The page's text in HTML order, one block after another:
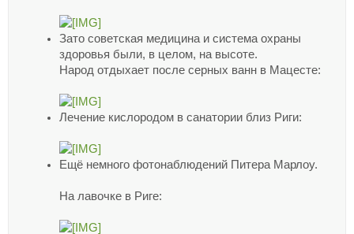
Зато советская медицина и система охраны
здоровья были, в целом, на высоте.
Народ отдыхает после серных ванн в Мацесте:
Лечение кислородом в санатории близ Риги:
Ещё немного фотонаблюдений Питера Марлоу.
На лавочке в Риге: